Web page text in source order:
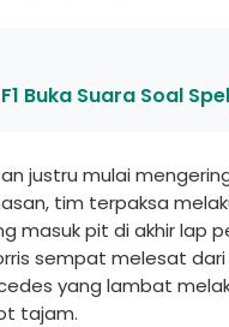
Buka Suara Soal
justru mulai
tim terpaksa
masuk pit di akhir lap
sempat melesat
yang lambat
tajam.